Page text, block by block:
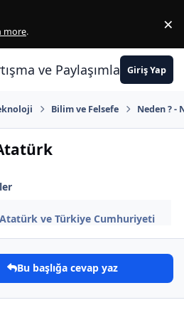
more. ×
ve PaylaşımlarınGiriş Yap
Bilim ve Felsefe Neden ? -
Atatürk ve Türkiye Cumhuriyeti
Bu başlığa cevap yaz